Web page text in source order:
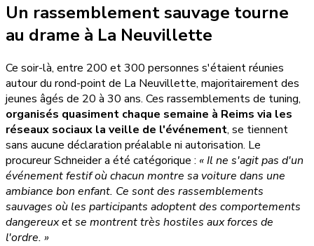
Un rassemblement sauvage tourne
au drame à La Neuvillette
Ce soir-là, entre 200 et 300 personnes s'étaient réunies
autour du rond-point de La Neuvillette, majoritairement des
jeunes âgés de 20 à 30 ans. Ces rassemblements de tuning,
organisés quasiment chaque semaine à Reims via les
réseaux sociaux la veille de l'événement, se tiennent
sans aucune déclaration préalable ni autorisation. Le
procureur Schneider a été catégorique : « Il ne s'agit pas d'un
événement festif où chacun montre sa voiture dans une
ambiance bon enfant. Ce sont des rassemblements
sauvages où les participants adoptent des comportements
dangereux et se montrent très hostiles aux forces de
l'ordre. »